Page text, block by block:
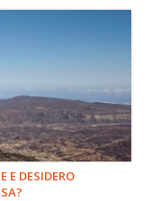
E DESIDERO